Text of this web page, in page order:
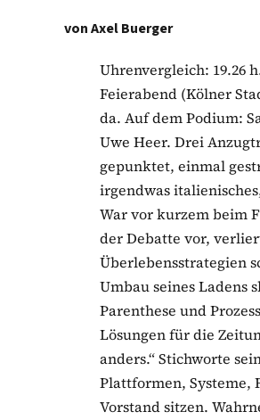
vonAxel Buerger
Uhrenvergleich: 19.26
Feierabend (Kölner
da. Auf dem Podium:
Uwe Heer. Drei
gepunktet, einmal
irgendwas
War vor kurzem beim
der Debatte vor,
Überlebensstrategien
Umbau seines Ladens
Parenthese und
Lösungen für die
anders.“ Stichworte
Plattformen, Systeme,
Vorstand sitzen.